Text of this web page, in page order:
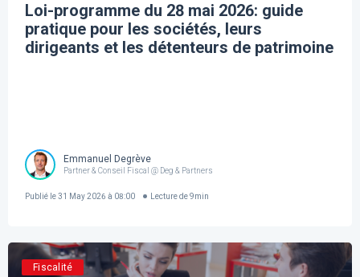
Loi-programme du 28 mai 2026: guide
pratique pour les sociétés, leurs
dirigeants et les détenteurs de patrimoine
Emmanuel Degrève
Partner & Conseil Fiscal @ Deg & Partners
Publié le31 May 2026 à 08:00 Lecture de 9min
Fiscalité